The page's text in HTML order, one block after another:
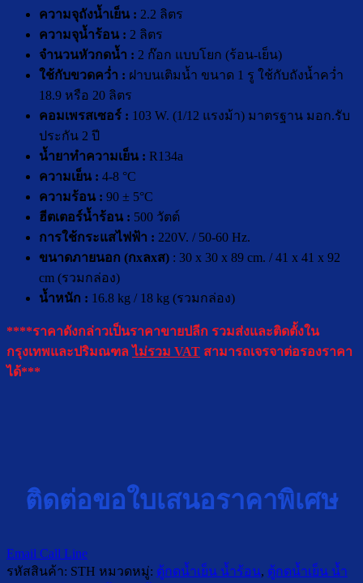
ความจุถังน้ำเย็น : 2.2 ลิตร
ความจุน้ำร้อน : 2 ลิตร
จำนวนหัวกดน้ำ : 2 ก๊อก แบบโยก (ร้อน-เย็น)
ใช้กับขวดคว่ำ : ฝาบนเติมน้ำ ขนาด 1 รู ใช้กับถังน้ำคว่ำ
18.9 หรือ 20 ลิตร
คอมเพรสเซอร์ : 103 W. (1/12 แรงม้า) มาตรฐาน มอก.รับ
ประกัน 2 ปี
น้ำยาทำความเย็น : R134a
ความเย็น : 4-8 °C
ความร้อน : 90 ± 5°C
ฮีตเตอร์น้ำร้อน : 500 วัตต์
การใช้กระแสไฟฟ้า : 220V. / 50-60 Hz.
ขนาดภายนอก (กxลxส) : 30 x 30 x 89 cm. / 41 x 41 x 92
cm (รวมกล่อง)
น้ำหนัก : 16.8 kg / 18 kg (รวมกล่อง)
****ราคาดังกล่าวเป็นราคาขายปลีก รวมส่งและติดตั้งใน
กรุงเทพและปริมณฑลไม่รวม VAT สามารถเจรจาต่อรองราคา
ได้***
ติดต่อขอใบเสนอราคาพิเศษ
Email Call Line
รหัสสินค้า: STH หมวดหมู่: ตู้กดน้ำเย็น น้ำร้อน, ตู้กดน้ำเย็น น้ำ